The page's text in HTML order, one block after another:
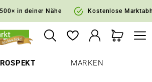
springen
in deiner Nähe Kostenlose
MARKEN